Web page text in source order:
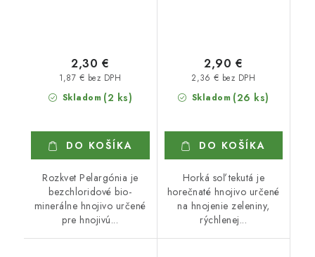
Skladom (2 ks)
1,87 € bez DPH
2,30 €
DO KOŠÍKA
Rozkvet Pelargónia je
bezchloridové bio-
minerálne hnojivo určené
pre hnojivú...
Skladom (26 ks)
2,36 € bez DPH
2,90 €
DO KOŠÍKA
Horká soľ tekutá je
horečnaté hnojivo určené
na hnojenie zeleniny,
rýchlenej...